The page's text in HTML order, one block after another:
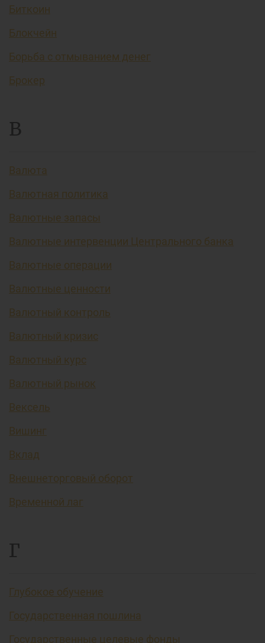
Биткоин
Блокчейн
Борьба с отмыванием денег
Брокер
В
Валюта
Валютная политика
Валютные запасы
Валютные интервенции Центрального банка
Валютные операции
Валютные ценности
Валютный контроль
Валютный кризис
Валютный курс
Валютный рынок
Вексель
Вишинг
Вклад
Внешнеторговый оборот
Временной лаг
Г
Глубокое обучение
Государственная пошлина
Государственные целевые фонды